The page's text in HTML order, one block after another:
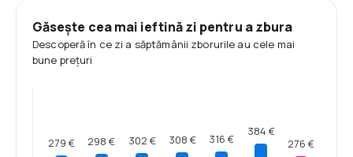
Găsește cea mai ieftină zi pentru a zbura
Descoperă în ce zi a săptămânii zborurile au cele mai
bune prețuri
279 € 298 € 302 € 308 € 316 €
384 €
276 €